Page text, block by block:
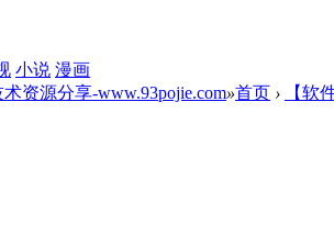
小说 漫画
资源分享-www.93pojie.com»首页 › 【软